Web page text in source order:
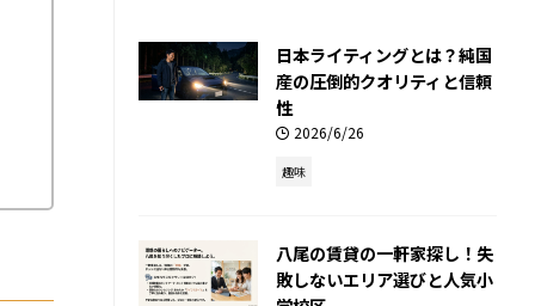
日本ライティングとは？純国
産の圧倒的クオリティと信頼
性
2026/6/26
趣味
八尾の賃貸の一軒家探し！失
敗しないエリア選びと人気小